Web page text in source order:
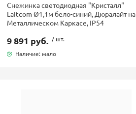
Снежинка светодиодная "Кристалл"
Laitcom Ø1,1м бело-синий, Дюралайт на
Металлическом Каркасе, IP54
9 891 руб. / шт.
Наличие: мало